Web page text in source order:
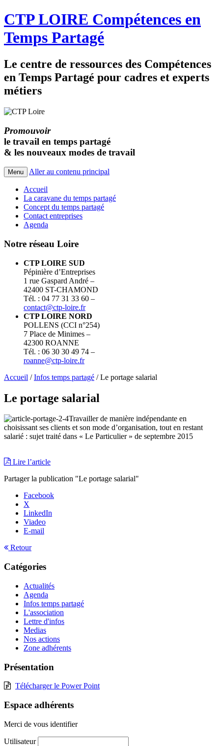
CTP LOIRE Compétences en
Temps Partagé
Le centre de ressources des Compétences
en Temps Partagé pour cadres et experts
métiers
Promouvoir
le travail en temps partagé
& les nouveaux modes de travail
Menu Aller au contenu principal
Accueil
La caravane du temps partagé
Concept du temps partagé
Contact entreprises
Agenda
Notre réseau Loire
CTP LOIRE SUD
Pépinière d’Entreprises
1 rue Gaspard André –
42400 ST-CHAMOND
Tél. : 04 77 31 33 60 –
contact@ctp-loire.fr
CTP LOIRE NORD
POLLENS (CCI n°254)
7 Place de Minimes –
42300 ROANNE
Tél. : 06 30 30 49 74 –
roanne@ctp-loire.fr
Accueil /Infos temps partagé / Le portage salarial
Le portage salarial
Travailler de manière indépendante en
choisissant ses clients et son mode d’organisation, tout en restant
salarié : sujet traité dans « Le Particulier » de septembre 2015
Lire l’article
Partager la publication "Le portage salarial"
Facebook
X
LinkedIn
Viadeo
E-mail
Retour
Catégories
Actualités
Agenda
Infos temps partagé
L'association
Lettre d'infos
Medias
Nos actions
Zone adhérents
Présentation
Télécharger le Power Point
Espace adhérents
Merci de vous identifier
Utilisateur